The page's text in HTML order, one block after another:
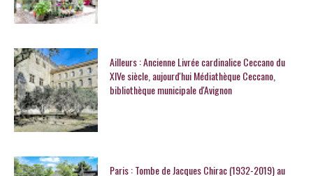
Ailleurs : Ancienne Livrée cardinalice Ceccano du
XIVe siècle, aujourd'hui Médiathèque Ceccano,
bibliothèque municipale d'Avignon
Paris : Tombe de Jacques Chirac (1932-2019) au